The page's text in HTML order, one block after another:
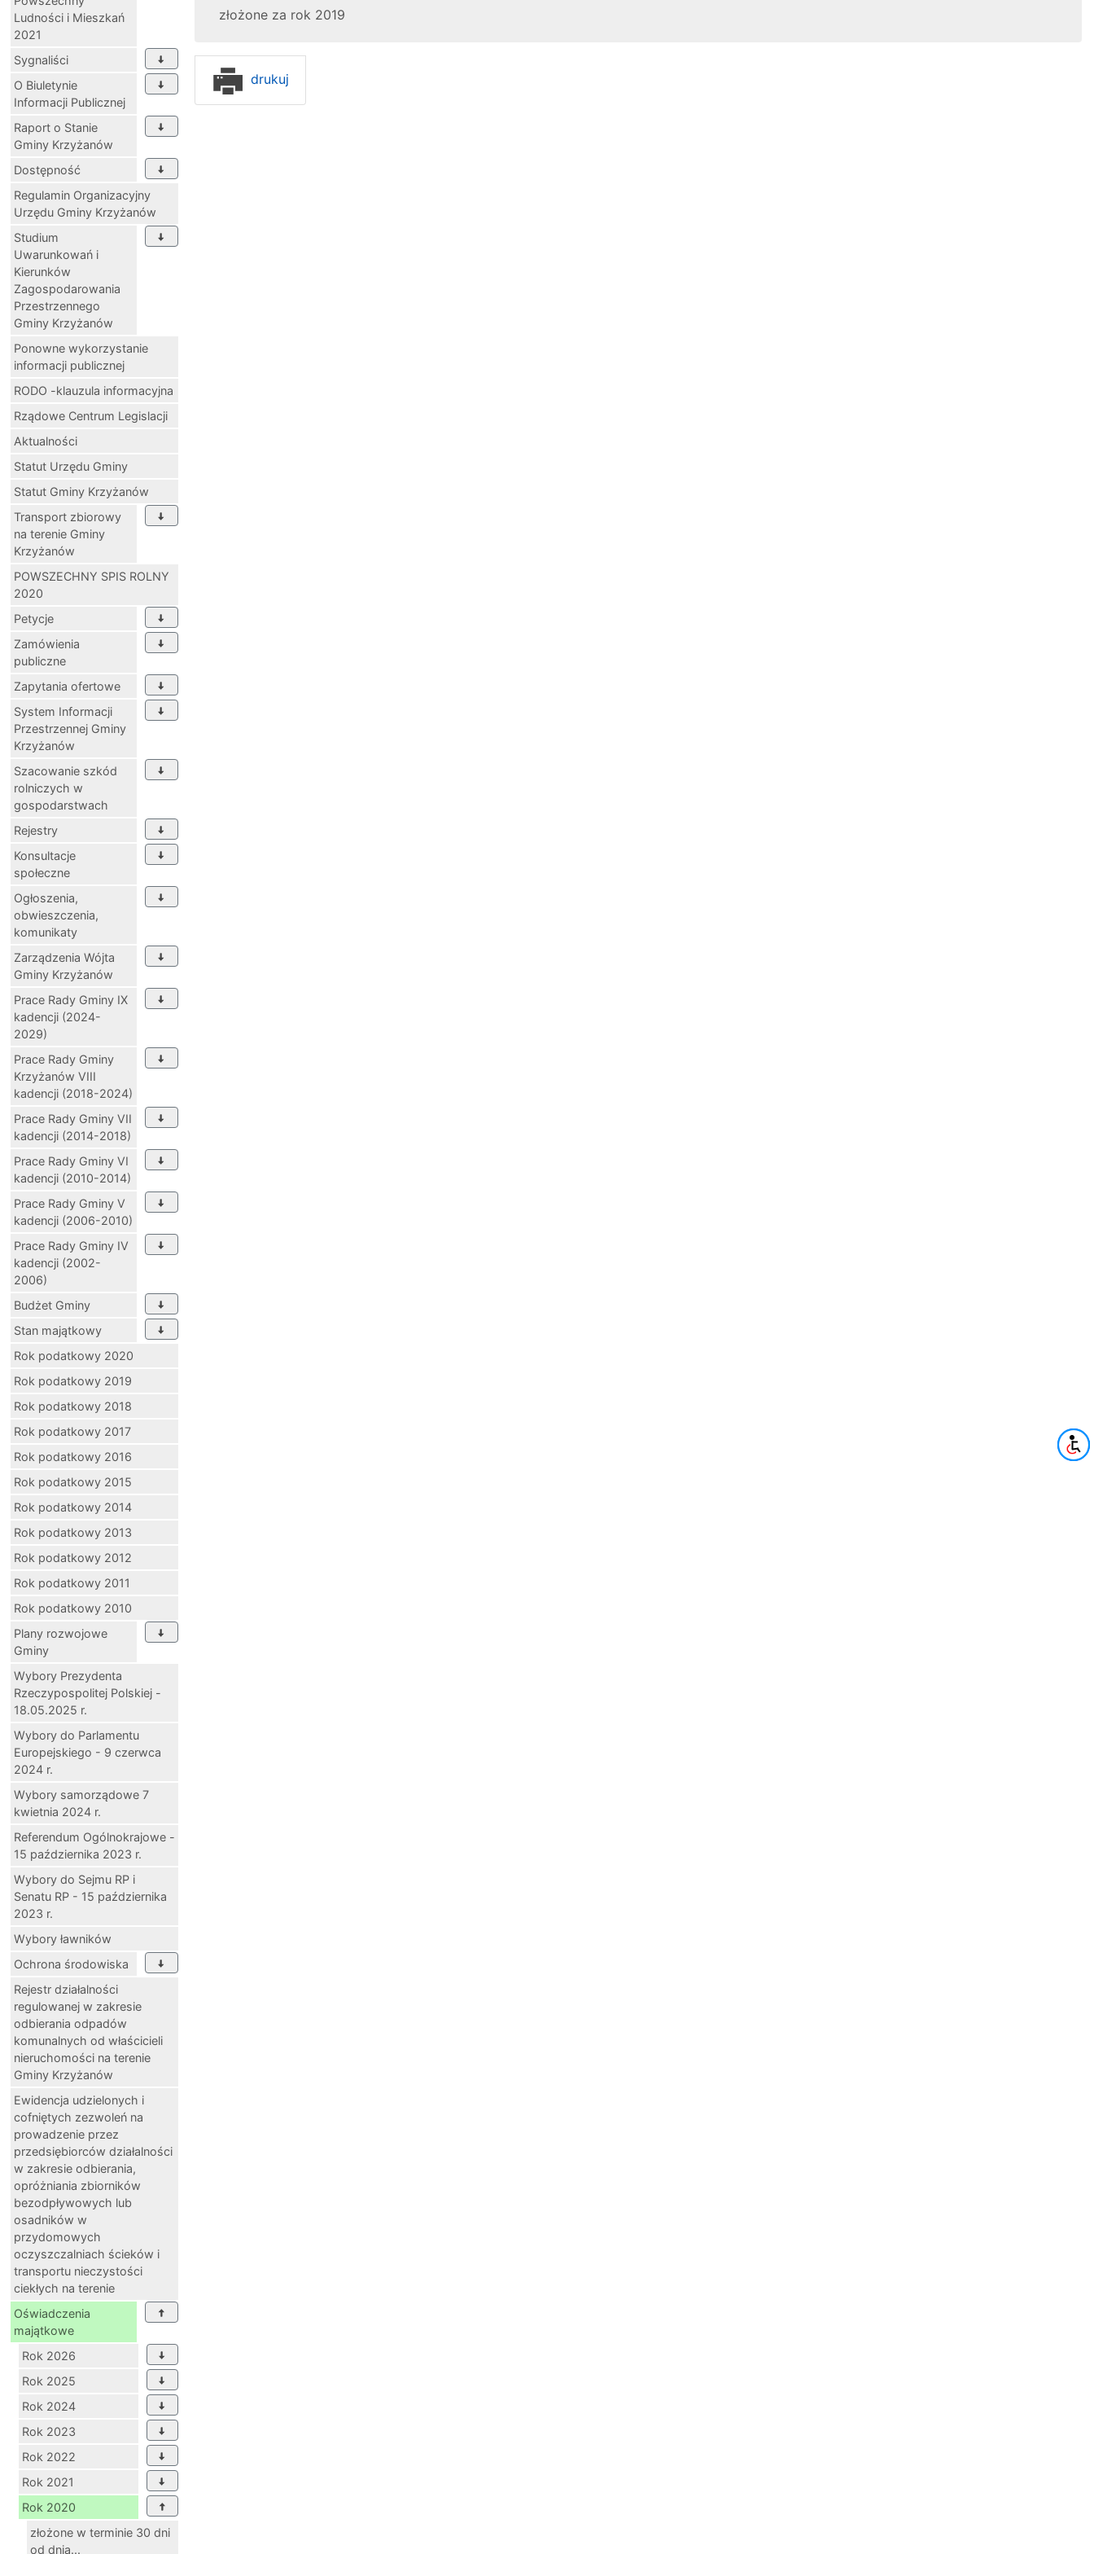
Ludności i Mieszkań
2021
Sygnaliści
O Biuletynie
Informacji Publicznej
Raport o Stanie
Gminy Krzyżanów
Dostępność
Regulamin Organizacyjny
Urzędu Gminy Krzyżanów
Studium
Uwarunkowań i
Kierunków
Zagospodarowania
Przestrzennego
Gminy Krzyżanów
Ponowne wykorzystanie
informacji publicznej
RODO -klauzula informacyjna
Rządowe Centrum Legislacji
Aktualności
Statut Urzędu Gminy
Statut Gminy Krzyżanów
Transport zbiorowy
na terenie Gminy
Krzyżanów
POWSZECHNY SPIS ROLNY
2020
Petycje
Zamówienia
publiczne
Zapytania ofertowe
System Informacji
Przestrzennej Gminy
Krzyżanów
Szacowanie szkód
rolniczych w
gospodarstwach
Rejestry
Konsultacje
społeczne
Ogłoszenia,
obwieszczenia,
komunikaty
Zarządzenia Wójta
Gminy Krzyżanów
Prace Rady Gminy IX
kadencji (2024-
2029)
Prace Rady Gminy
Krzyżanów VIII
kadencji (2018-2024)
Prace Rady Gminy VII
kadencji (2014-2018)
Prace Rady Gminy VI
kadencji (2010-2014)
Prace Rady Gminy V
kadencji (2006-2010)
Prace Rady Gminy IV
kadencji (2002-
2006)
Budżet Gminy
Stan majątkowy
Rok podatkowy 2020
Rok podatkowy 2019
Rok podatkowy 2018
Rok podatkowy 2017
Rok podatkowy 2016
Rok podatkowy 2015
Rok podatkowy 2014
Rok podatkowy 2013
Rok podatkowy 2012
Rok podatkowy 2011
Rok podatkowy 2010
Plany rozwojowe
Gminy
Wybory Prezydenta
Rzeczypospolitej Polskiej -
18.05.2025 r.
Wybory do Parlamentu
Europejskiego - 9 czerwca
2024 r.
Wybory samorządowe 7
kwietnia 2024 r.
Referendum Ogólnokrajowe -
15 października 2023 r.
Wybory do Sejmu RP i
Senatu RP - 15 października
2023 r.
Wybory ławników
Ochrona środowiska
Rejestr działalności
regulowanej w zakresie
odbierania odpadów
komunalnych od właścicieli
nieruchomości na terenie
Gminy Krzyżanów
Ewidencja udzielonych i
cofniętych zezwoleń na
prowadzenie przez
przedsiębiorców działalności
w zakresie odbierania,
opróżniania zbiorników
bezodpływowych lub
osadników w
przydomowych
oczyszczalniach ścieków i
transportu nieczystości
ciekłych na terenie
Oświadczenia
majątkowe
Rok 2026
Rok 2025
Rok 2024
Rok 2023
Rok 2022
Rok 2021
Rok 2020
złożone w terminie 30 dni
od dnia...
złożone za rok 2019
drukuj